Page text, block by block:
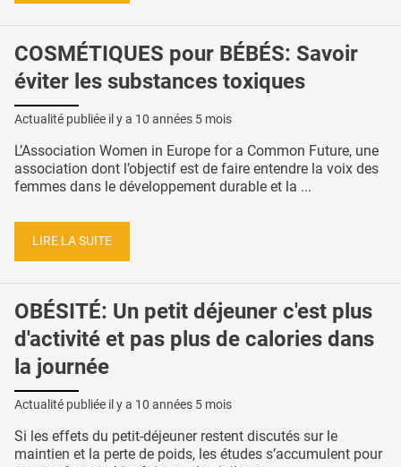
COSMÉTIQUES pour BÉBÉS: Savoir
éviter les substances toxiques
Actualité publiée il y a 10 années 5 mois
L’Association Women in Europe for a Common Future, une
association dont l’objectif est de faire entendre la voix des
femmes dans le développement durable et la ...
LIRE LA SUITE
OBÉSITÉ: Un petit déjeuner c'est plus
d'activité et pas plus de calories dans
la journée
Actualité publiée il y a 10 années 5 mois
Si les effets du petit-déjeuner restent discutés sur le
maintien et la perte de poids, les études s’accumulent pour